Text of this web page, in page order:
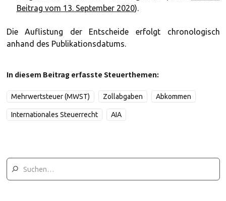
Beitrag vom 13. September 2020).
Die Auflistung der Entscheide erfolgt chronologisch
anhand des Publikationsdatums.
In diesem Beitrag erfasste Steuerthemen:
Mehrwertsteuer (MWST) Zollabgaben Abkommen
Internationales Steuerrecht AIA